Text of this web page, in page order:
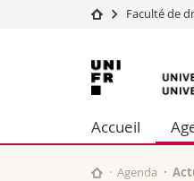
Université
Recherche
Université
Formation
Faculté de
de
Fribourg
Accueil
Agenda